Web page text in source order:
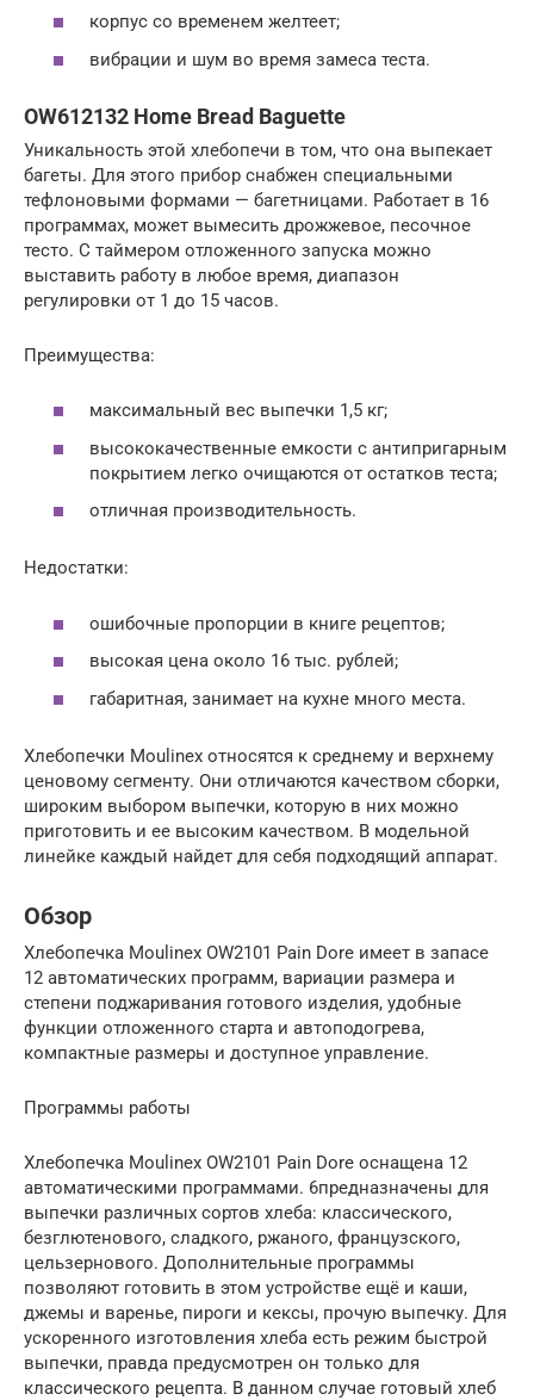
корпус со временем желтеет;
вибрации и шум во время замеса теста.
OW612132 Home Bread Baguette
Уникальность этой хлебопечи в том, что она выпекает
багеты. Для этого прибор снабжен специальными
тефлоновыми формами — багетницами. Работает в 16
программах, может вымесить дрожжевое, песочное
тесто. С таймером отложенного запуска можно
выставить работу в любое время, диапазон
регулировки от 1 до 15 часов.
Преимущества:
максимальный вес выпечки 1,5 кг;
высококачественные емкости с антипригарным
покрытием легко очищаются от остатков теста;
отличная производительность.
Недостатки:
ошибочные пропорции в книге рецептов;
высокая цена около 16 тыс. рублей;
габаритная, занимает на кухне много места.
Хлебопечки Moulinex относятся к среднему и верхнему
ценовому сегменту. Они отличаются качеством сборки,
широким выбором выпечки, которую в них можно
приготовить и ее высоким качеством. В модельной
линейке каждый найдет для себя подходящий аппарат.
Обзор
Хлебопечка Moulinex OW2101 Pain Dore имеет в запасе
12 автоматических программ, вариации размера и
степени поджаривания готового изделия, удобные
функции отложенного старта и автоподогрева,
компактные размеры и доступное управление.
Программы работы
Хлебопечка Moulinex OW2101 Pain Dore оснащена 12
автоматическими программами. 6предназначены для
выпечки различных сортов хлеба: классического,
безглютенового, сладкого, ржаного, французского,
цельзернового. Дополнительные программы
позволяют готовить в этом устройстве ещё и каши,
джемы и варенье, пироги и кексы, прочую выпечку. Для
ускоренного изготовления хлеба есть режим быстрой
выпечки, правда предусмотрен он только для
классического рецепта. В данном случае готовый хлеб